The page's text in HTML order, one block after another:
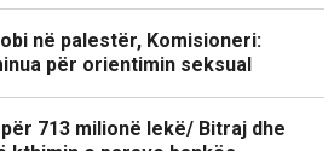
në palestër, Komisioneri:
për orientimin seksual
713 milionë lekë/ Bitraj dhe